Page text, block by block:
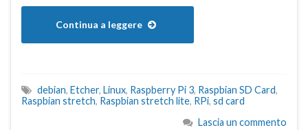
Continua a leggere
debian, Etcher, Linux, Raspberry Pi 3, Raspbian SD Card,
Raspbian stretch, Raspbian stretch lite, RPi, sd card
Lascia un commento